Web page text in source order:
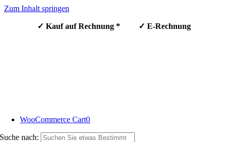
Zum Inhalt springen
✓ Kauf auf Rechnung * ✓ E-Rechnung
WooCommerce Cart0
Suche nach: